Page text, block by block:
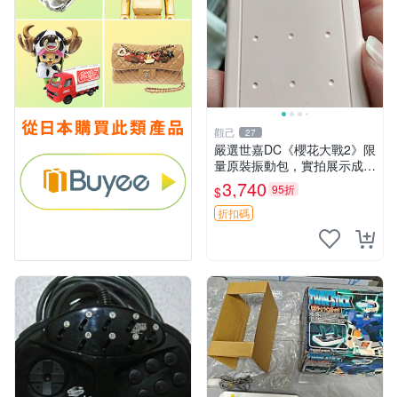
觀己 27
嚴選世嘉DC《櫻花大戰2》限
量原裝振動包，實拍展示成色
佳 櫻花大戰2 世嘉 Dreamca
st 振動包
$3,740 95折
折扣碼